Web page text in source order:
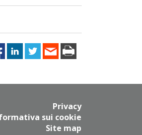
Privacy
sui cookie
Site map